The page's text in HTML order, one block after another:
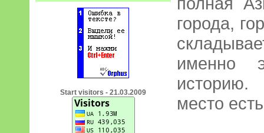
Start visitors - 21.03.2009
города,
именно
место